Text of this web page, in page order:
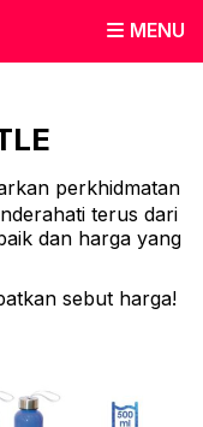
MENU
perkhidmatan
terus dari
dan harga yang
sebut harga!